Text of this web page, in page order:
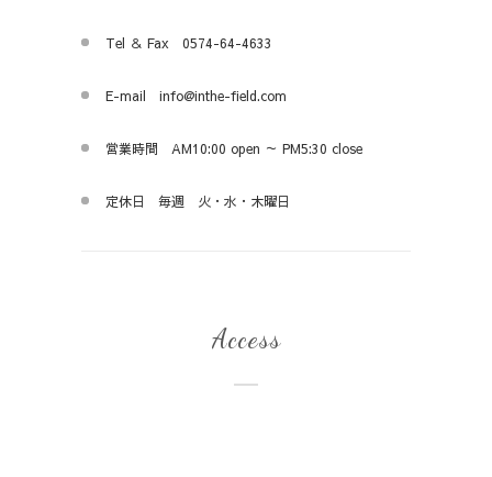
Tel ＆ Fax 0574-64-4633
E-mail info@inthe-field.com
営業時間 AM10:00 open ～ PM5:30 close
定休日 毎週 火・水・木曜日
Access